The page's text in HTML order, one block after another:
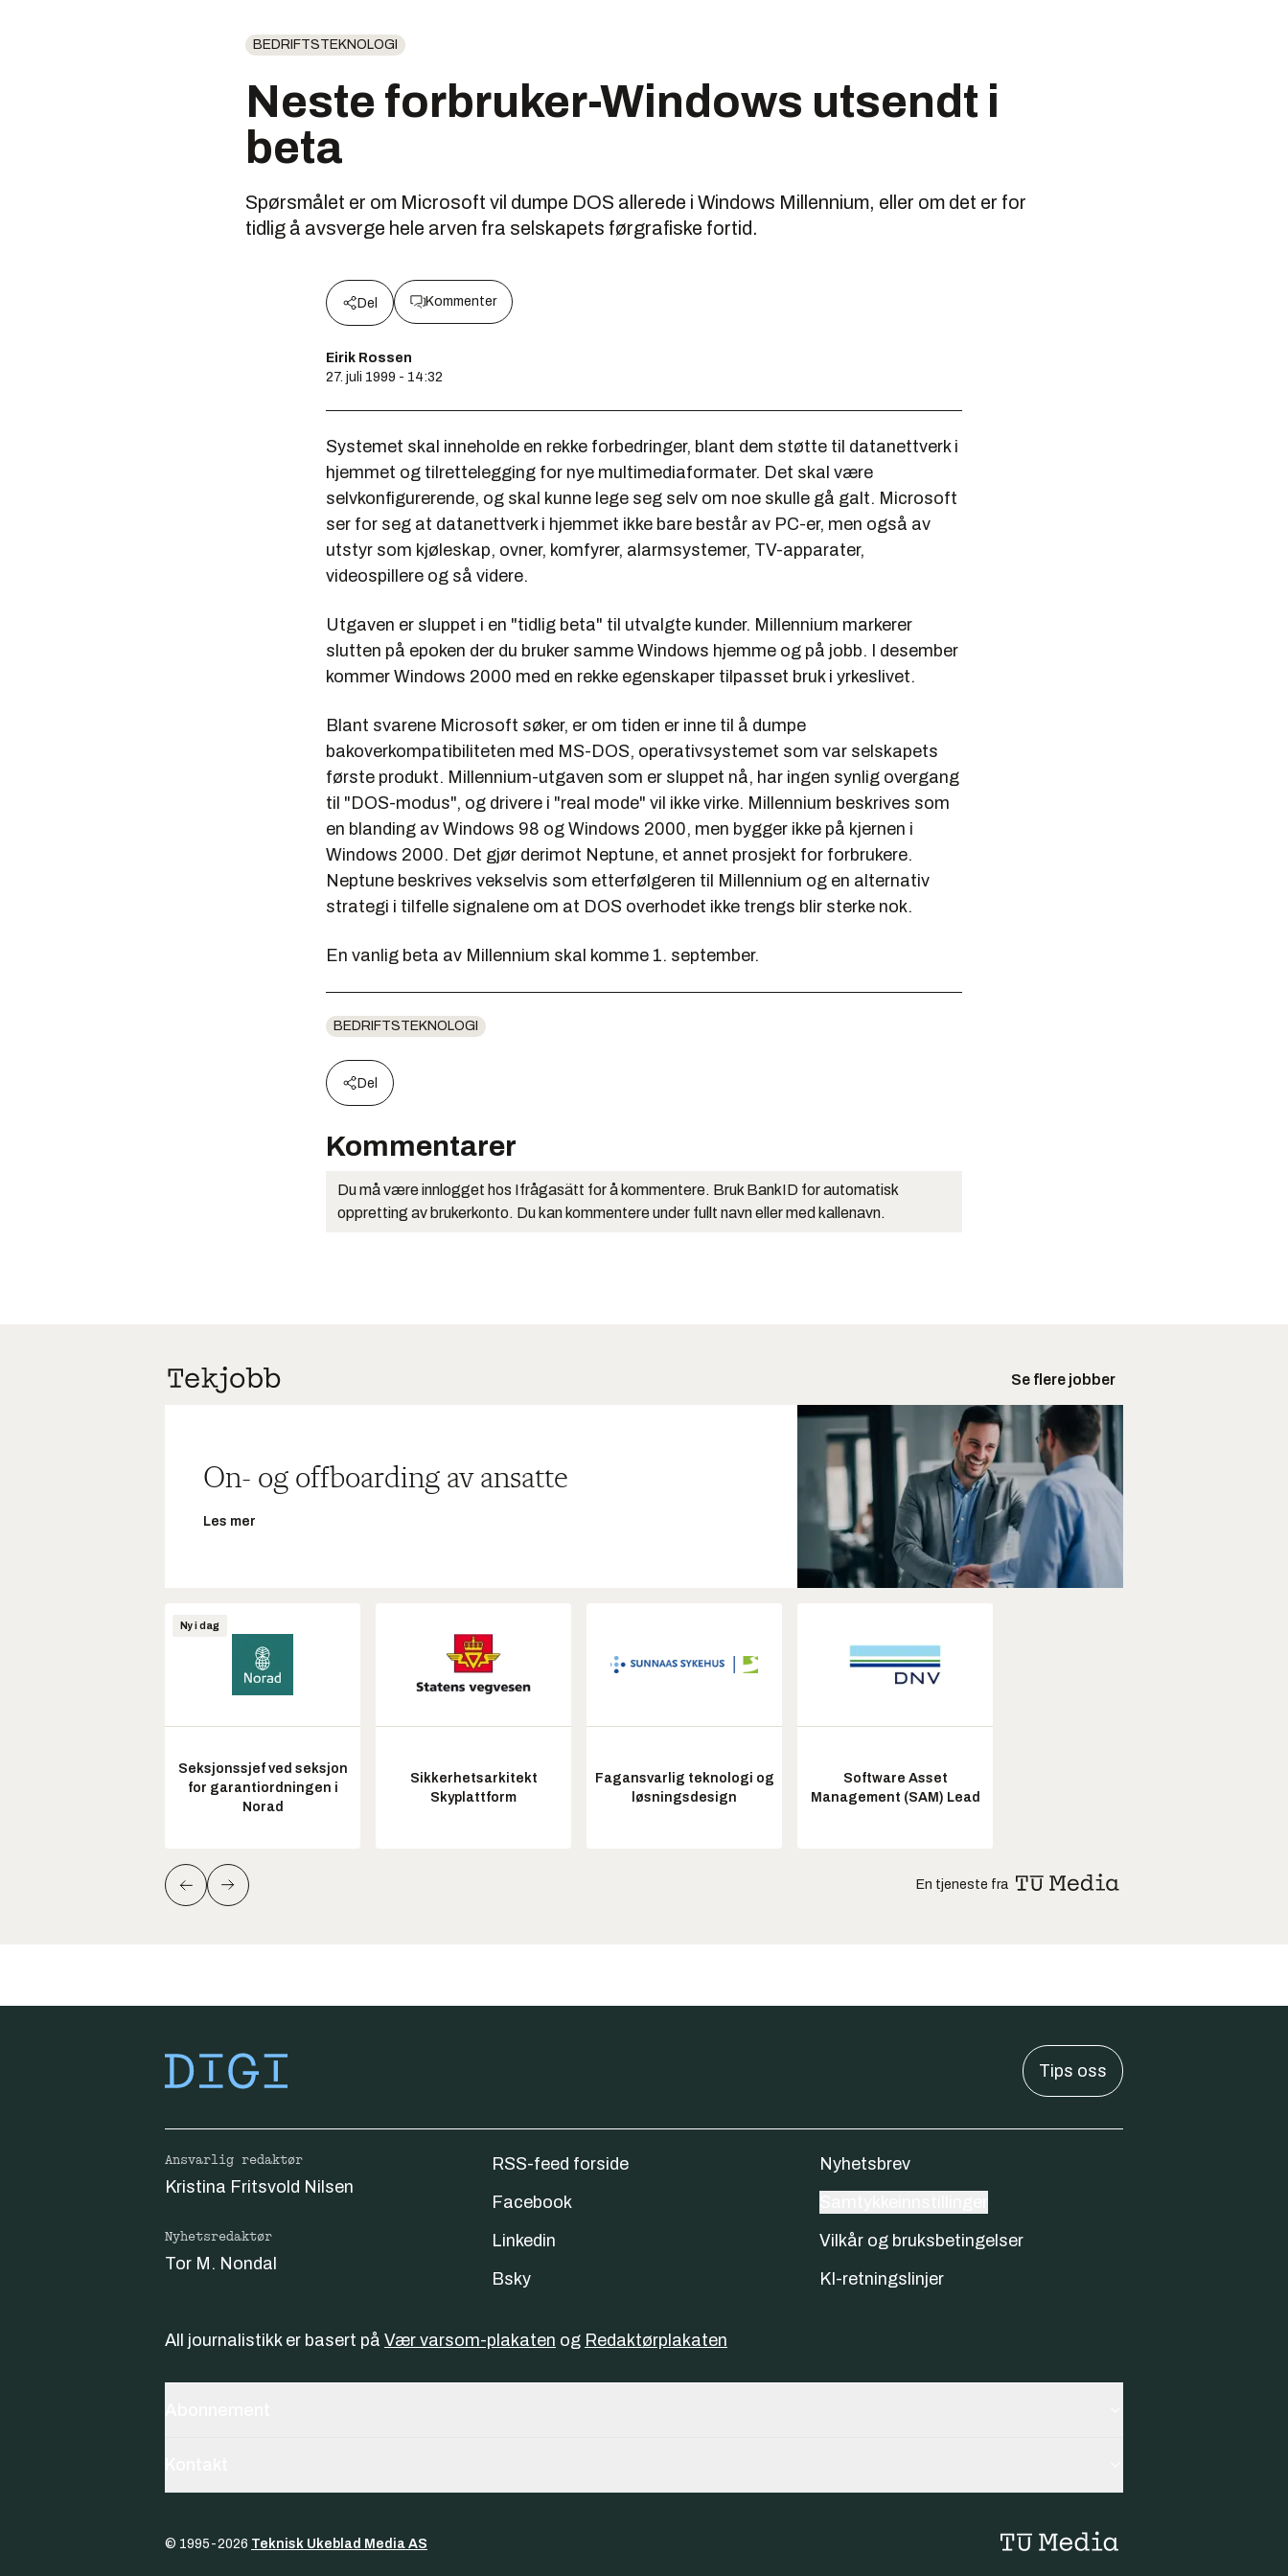
BEDRIFTSTEKNOLOGI
Neste forbruker-Windows utsendt i
beta
Spørsmålet er om Microsoft vil dumpe DOS allerede i Windows Millennium, eller om det er for
tidlig å avsverge hele arven fra selskapets førgrafiske fortid.
Del Kommenter
Eirik Rossen
27. juli 1999 - 14:32
Systemet skal inneholde en rekke forbedringer, blant dem støtte til datanettverk i
hjemmet og tilrettelegging for nye multimediaformater. Det skal være
selvkonfigurerende, og skal kunne lege seg selv om noe skulle gå galt. Microsoft
ser for seg at datanettverk i hjemmet ikke bare består av PC-er, men også av
utstyr som kjøleskap, ovner, komfyrer, alarmsystemer, TV-apparater,
videospillere og så videre.
Utgaven er sluppet i en "tidlig beta" til utvalgte kunder. Millennium markerer
slutten på epoken der du bruker samme Windows hjemme og på jobb. I desember
kommer Windows 2000 med en rekke egenskaper tilpasset bruk i yrkeslivet.
Blant svarene Microsoft søker, er om tiden er inne til å dumpe
bakoverkompatibiliteten med MS-DOS, operativsystemet som var selskapets
første produkt. Millennium-utgaven som er sluppet nå, har ingen synlig overgang
til "DOS-modus", og drivere i "real mode" vil ikke virke. Millennium beskrives som
en blanding av Windows 98 og Windows 2000, men bygger ikke på kjernen i
Windows 2000. Det gjør derimot Neptune, et annet prosjekt for forbrukere.
Neptune beskrives vekselvis som etterfølgeren til Millennium og en alternativ
strategi i tilfelle signalene om at DOS overhodet ikke trengs blir sterke nok.
En vanlig beta av Millennium skal komme 1. september.
BEDRIFTSTEKNOLOGI
Del
Kommentarer
Du må være innlogget hos Ifrågasätt for å kommentere. Bruk BankID for automatisk
oppretting av brukerkonto. Du kan kommentere under fullt navn eller med kallenavn.
Se flere jobber
On- og offboarding av ansatte
Les mer
Ny i dag
Seksjonssjef ved seksjon
for garantiordningen i
Norad
Sikkerhetsarkitekt
Skyplattform
Fagansvarlig teknologi og
løsningsdesign
Software Asset
Management (SAM) Lead
En tjeneste fra
Tips oss
Ansvarlig redaktør
Kristina Fritsvold Nilsen
Nyhetsredaktør
Tor M. Nondal
RSS-feed forside
Facebook
Linkedin
Bsky
Nyhetsbrev
Vilkår og bruksbetingelser
KI-retningslinjer
All journalistikk er basert på Vær varsom-plakaten og Redaktørplakaten
© 1995-2026 Teknisk Ukeblad Media AS